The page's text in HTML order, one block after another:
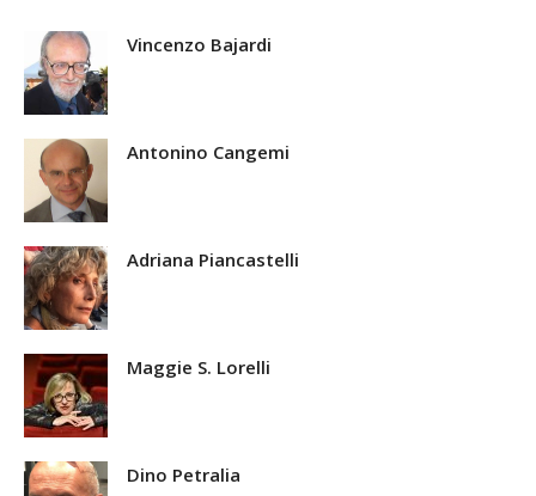
Vincenzo Bajardi
Antonino Cangemi
Adriana Piancastelli
Maggie S. Lorelli
Dino Petralia